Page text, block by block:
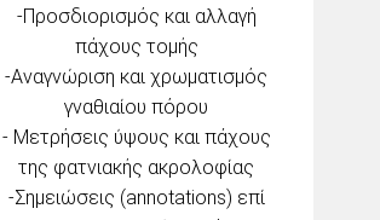
-Προσδιορισμός και αλλαγή
πάχους τομής
-Αναγνώριση και χρωματισμός
γναθιαίου πόρου
- Μετρήσεις ύψους και πάχους
της φατνιακής ακρολοφίας
-Σημειώσεις (annotations) επί